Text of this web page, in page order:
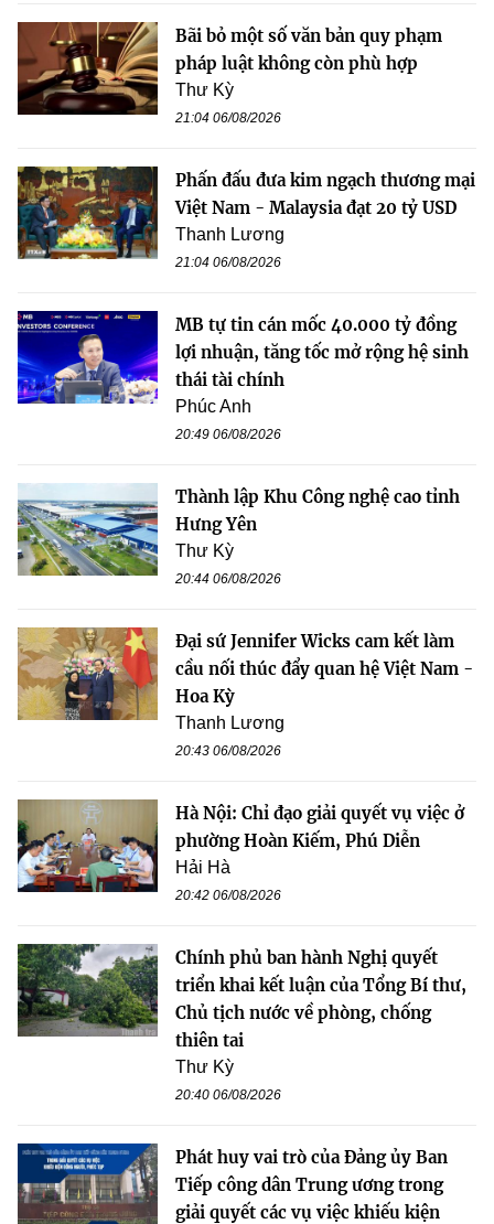
Bãi bỏ một số văn bản quy phạm
pháp luật không còn phù hợp
Thư Kỳ
21:04 06/08/2026
Phấn đấu đưa kim ngạch thương mại
Việt Nam - Malaysia đạt 20 tỷ USD
Thanh Lương
21:04 06/08/2026
MB tự tin cán mốc 40.000 tỷ đồng
lợi nhuận, tăng tốc mở rộng hệ sinh
thái tài chính
Phúc Anh
20:49 06/08/2026
Thành lập Khu Công nghệ cao tỉnh
Hưng Yên
Thư Kỳ
20:44 06/08/2026
Đại sứ Jennifer Wicks cam kết làm
cầu nối thúc đẩy quan hệ Việt Nam -
Hoa Kỳ
Thanh Lương
20:43 06/08/2026
Hà Nội: Chỉ đạo giải quyết vụ việc ở
phường Hoàn Kiếm, Phú Diễn
Hải Hà
20:42 06/08/2026
Chính phủ ban hành Nghị quyết
triển khai kết luận của Tổng Bí thư,
Chủ tịch nước về phòng, chống
thiên tai
Thư Kỳ
20:40 06/08/2026
Phát huy vai trò của Đảng ủy Ban
Tiếp công dân Trung ương trong
giải quyết các vụ việc khiếu kiện